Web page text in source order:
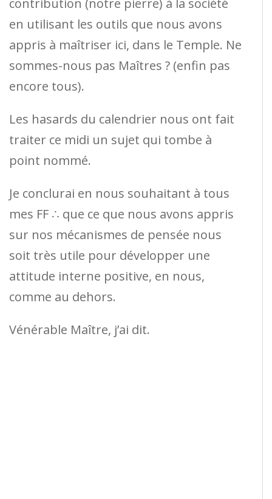
en utilisant les outils que nous avons
appris à maîtriser ici, dans le Temple. Ne
sommes-nous pas Maîtres ? (enfin pas
encore tous).
Les hasards du calendrier nous ont fait
traiter ce midi un sujet qui tombe à
point nommé.
Je conclurai en nous souhaitant à tous
mes FF ∴ que ce que nous avons appris
sur nos mécanismes de pensée nous
soit très utile pour développer une
attitude interne positive, en nous,
comme au dehors.
Vénérable Maître, j’ai dit.